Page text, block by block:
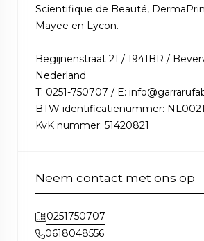
Scientifique de Beauté,
Mayee en Lycon.
Begijnenstraat 21 / 1941BR /
Nederland
T: 0251-750707 / E:
BTW identificatienummer:
KvK nummer: 51420821
Neem contact met ons op
0251750707
0618048556